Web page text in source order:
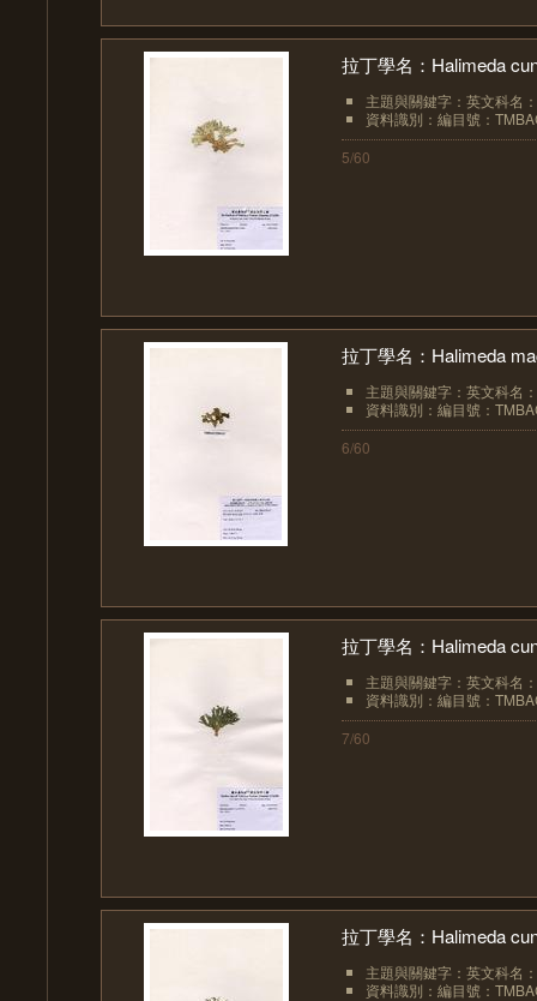
拉丁學名：Halimeda
主題與關鍵字：英文科名
資料識別：編目號：
5/60
拉丁學名：Halimeda
主題與關鍵字：英文科名
資料識別：編目號：
6/60
拉丁學名：Halimeda
主題與關鍵字：英文科名
資料識別：編目號：
7/60
拉丁學名：Halimeda
主題與關鍵字：英文科名
資料識別：編目號：